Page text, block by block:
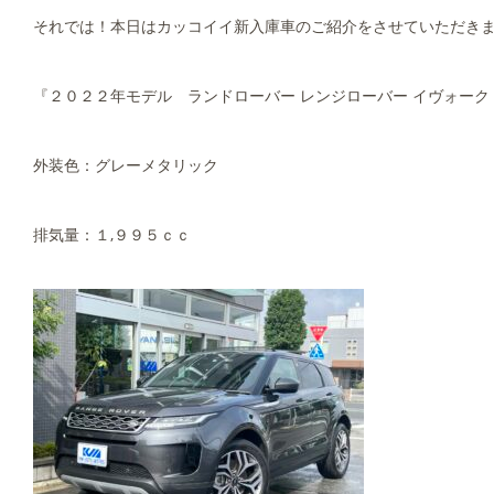
それでは！本日はカッコイイ新入庫車のご紹介をさせていただきま
『２０２２年モデル ランドローバー レンジローバー イヴォーク
外装色：グレーメタリック
排気量：１,９９５ｃｃ